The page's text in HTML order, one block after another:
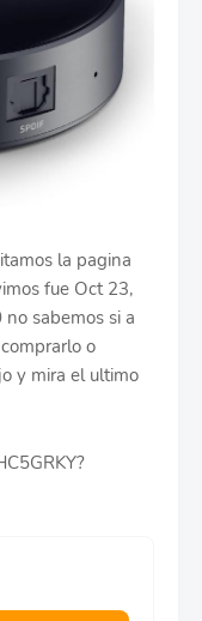
la pagina
fue Oct 23,
sabemos si a
o
y mira el ultimo